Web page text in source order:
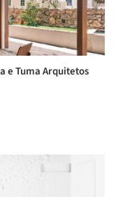
e Tuma Arquitetos